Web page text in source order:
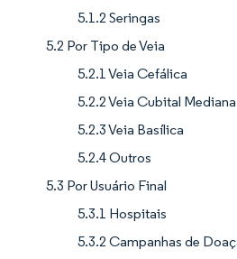
5.1.2 Seringas
5.2 Por Tipo de Veia
5.2.1 Veia Cefálica
5.2.2 Veia Cubital Mediana
5.2.3 Veia Basílica
5.2.4 Outros
5.3 Por Usuário Final
5.3.1 Hospitais
5.3.2 Campanhas de